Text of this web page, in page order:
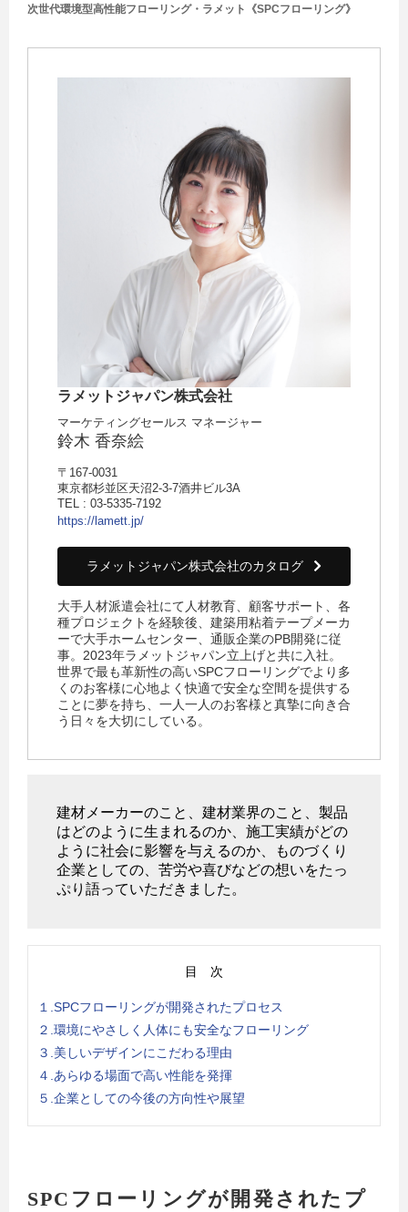
次世代環境型高性能フローリング・ラメット《SPCフローリング》
ラメットジャパン株式会社
マーケティングセールス マネージャー
鈴木 香奈絵
〒167-0031
東京都杉並区天沼2-3-7酒井ビル3A
TEL : 03-5335-7192
https://lamett.jp/
ラメットジャパン株式会社のカタログ
大手人材派遣会社にて人材教育、顧客サポート、各
種プロジェクトを経験後、建築用粘着テープメーカ
ーで大手ホームセンター、通販企業のPB開発に従
事。2023年ラメットジャパン立上げと共に入社。
世界で最も革新性の高いSPCフローリングでより多
くのお客様に心地よく快適で安全な空間を提供する
ことに夢を持ち、一人一人のお客様と真摯に向き合
う日々を大切にしている。
建材メーカーのこと、建材業界のこと、製品
はどのように生まれるのか、施工実績がどの
ように社会に影響を与えるのか、ものづくり
企業としての、苦労や喜びなどの想いをたっ
ぷり語っていただきました。
目 次
１.SPCフローリングが開発されたプロセス
２.環境にやさしく人体にも安全なフローリング
３.美しいデザインにこだわる理由
４.あらゆる場面で高い性能を発揮
５.企業としての今後の方向性や展望
SPCフローリングが開発されたプ